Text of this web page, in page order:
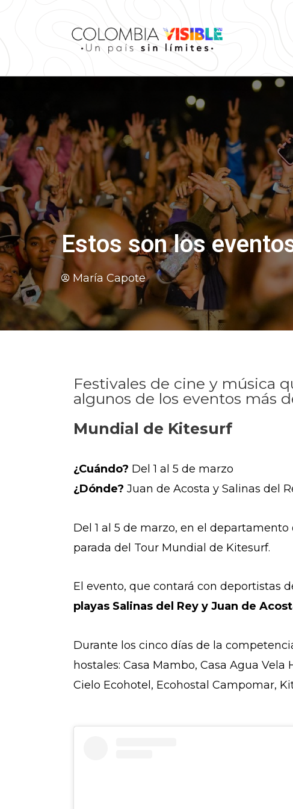
Estos son los
María Capote
Festivales de cine y música
algunos de los eventos más
Mundial de Kitesurf
¿Cuándo? Del 1 al 5 de marzo
¿Dónde? Juan de Acosta y Salinas del
Del 1 al 5 de marzo, en el
parada del Tour Mundial de Kitesurf.
El evento, que contará con deportistas
playas Salinas del Rey y Juan de
Durante los cinco días de la
hostales: Casa Mambo, Casa Agua
Cielo Ecohotel, Ecohostal Campomar,